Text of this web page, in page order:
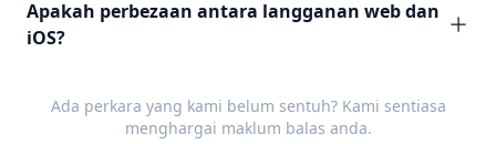
Apakah perbezaan antara langganan web dan
iOS?
Ada perkara yang kami belum sentuh? Kami sentiasa
menghargai maklum balas anda.